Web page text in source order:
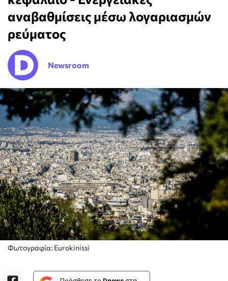
αναβαθμίσεις μέσω λογαριασμών
ρεύματος
Newsroom
Φωτογραφία: Eurokinissi